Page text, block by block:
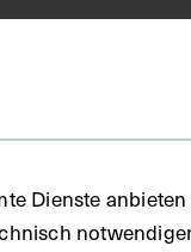
Dienste